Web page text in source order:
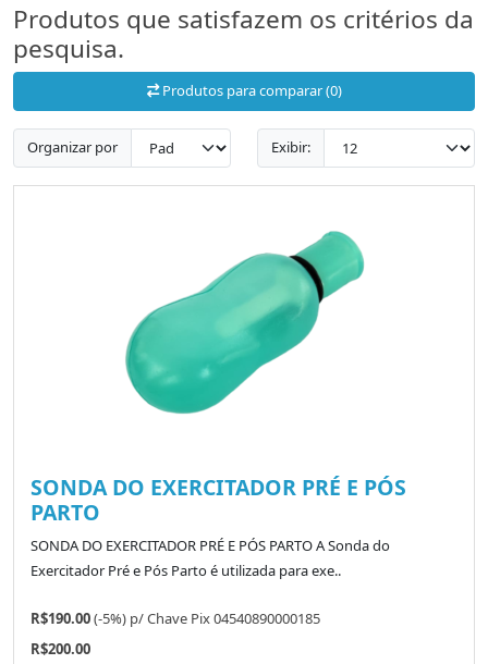
Produtos que satisfazem os critérios da
pesquisa.
Produtos para comparar (0)
Organizar por Exibir:
SONDA DO EXERCITADOR PRÉ E PÓS
PARTO
SONDA DO EXERCITADOR PRÉ E PÓS PARTO A Sonda do
Exercitador Pré e Pós Parto é utilizada para exe..
R$190.00(-5%) p/Chave Pix 04540890000185
R$200.00